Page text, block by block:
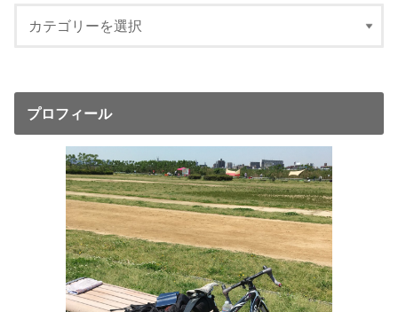
プロフィール